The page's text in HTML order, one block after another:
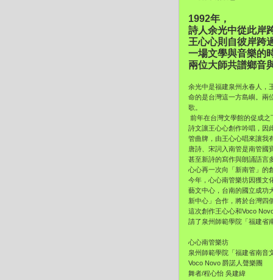
1992年，
詩人余光中從此岸
王心心則自彼岸跨
一場文學與音樂的
兩位大師共譜鄉音
余光中是福建泉州永春人，
命的是台灣這一方島嶼。兩
歌。
前年在台灣文學館的促成
詩文讓王心心創作吟唱，因
管曲牌，由王心心唱來讓我
唐詩、宋詞入南管是南管國
甚至新詩的寫作與朗誦語言
心心再一次向「新南管」的
今年，心心南管樂坊因獲文
藝文中心，台南的國立成功
新中心」合作，將於台灣四
這次創作王心心和Voco
請了泉州師範學院「福建省
心心南管樂坊
泉州師範學院「福建省南音
Voco Novo 爵諾人聲樂團
舞者/程心怡 吳建緯